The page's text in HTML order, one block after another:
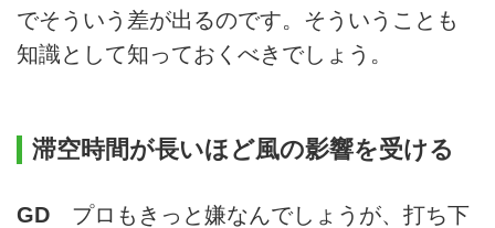
でそういう差が出るのです。そういうことも
知識として知っておくべきでしょう。
滞空時間が長いほど風の影響を受ける
GD プロもきっと嫌なんでしょうが、打ち下